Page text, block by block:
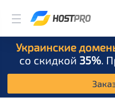
Украинские
со скидкой 35%.